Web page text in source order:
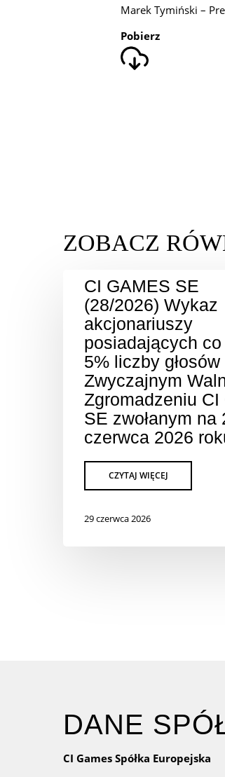
Marek Tymiński –
Pobierz
CI GAMES SE
(28/2026) Wykaz
akcjonariuszy
posiadających
5% liczby głosów
Zwyczajnym
Zgromadzeniu CI
SE zwołanym na
czerwca 2026
29 czerwca 2026
DANE
CI Games Spółka Europejska